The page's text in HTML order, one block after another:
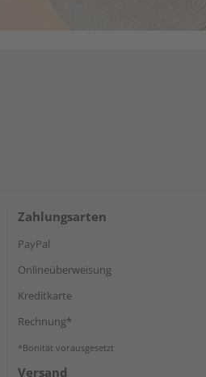
Zahlungsarten
PayPal
Onlineüberweisung
Kreditkarte
Rechnung*
*Bonität vorausgesetzt
Versand